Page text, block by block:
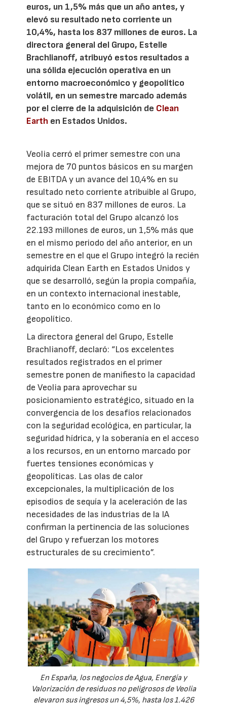
euros, un 1,5% más que un año antes, y
elevó su resultado neto corriente un
10,4%, hasta los 837 millones de euros. La
directora general del Grupo, Estelle
Brachlianoff, atribuyó estos resultados a
una sólida ejecución operativa en un
entorno macroeconómico y geopolítico
volátil, en un semestre marcado además
por el cierre de la adquisición de Clean
Earth en Estados Unidos.
Veolia cerró el primer semestre con una
mejora de 70 puntos básicos en su margen
de EBITDA y un avance del 10,4% en su
resultado neto corriente atribuible al Grupo,
que se situó en 837 millones de euros. La
facturación total del Grupo alcanzó los
22.193 millones de euros, un 1,5% más que
en el mismo periodo del año anterior, en un
semestre en el que el Grupo integró la recién
adquirida Clean Earth en Estados Unidos y
que se desarrolló, según la propia compañía,
en un contexto internacional inestable,
tanto en lo económico como en lo
geopolítico.
La directora general del Grupo, Estelle
Brachlianoff, declaró: “Los excelentes
resultados registrados en el primer
semestre ponen de manifiesto la capacidad
de Veolia para aprovechar su
posicionamiento estratégico, situado en la
convergencia de los desafíos relacionados
con la seguridad ecológica, en particular, la
seguridad hídrica, y la soberanía en el acceso
a los recursos, en un entorno marcado por
fuertes tensiones económicas y
geopolíticas. Las olas de calor
excepcionales, la multiplicación de los
episodios de sequía y la aceleración de las
necesidades de las industrias de la IA
confirman la pertinencia de las soluciones
del Grupo y refuerzan los motores
estructurales de su crecimiento”.
En España, los negocios de Agua, Energía y
Valorización de residuos no peligrosos de Veolia
elevaron sus ingresos un 4,5%, hasta los 1.426